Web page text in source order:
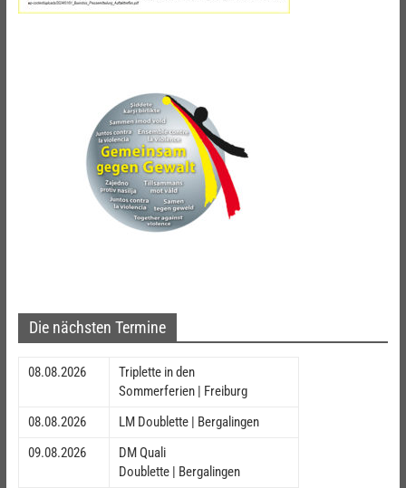
Die nächsten Termine
08.08.2026
Triplette in den
Sommerferien | Freiburg
08.08.2026
LM Doublette | Bergalingen
09.08.2026
DM Quali
Doublette | Bergalingen